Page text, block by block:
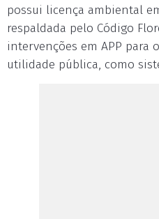
possui licença ambiental
respaldada pelo Código
intervenções em APP para
utilidade pública, como